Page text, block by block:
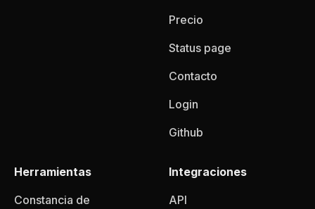
Precio
Status page
Contacto
Login
Github
Herramientas
Constancia de
Integraciones
API